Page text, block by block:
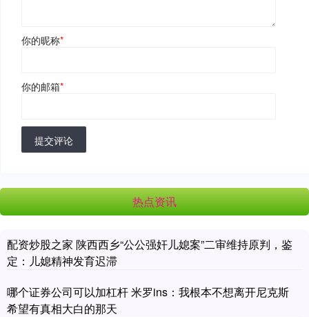
你的昵称*
你的邮箱*
提交评论
热点资讯
配资炒股之家 陕西西乡“公公强奸儿媳案”二审维持原判，鉴
定：儿媳精神发育迟滞
哪个证券公司可以加杠杆 米罗ins：我根本不想离开尼克斯
希望有真相大白的那天